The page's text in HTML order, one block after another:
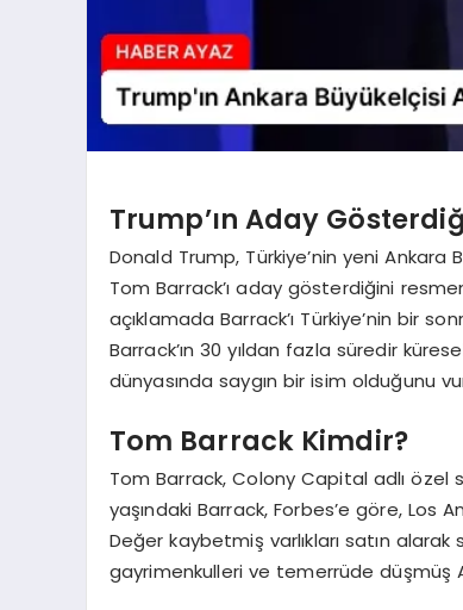
Trump’ın Aday
Donald Trump, Türkiye’nin yeni Ankara
Tom Barrack’ı aday gösterdiğini
açıklamada Barrack’ı Türkiye’nin bir
Barrack’ın 30 yıldan fazla süredir
dünyasında saygın bir isim olduğunu
Tom Barrack Kimdir?
Tom Barrack, Colony Capital adlı özel
yaşındaki Barrack, Forbes’e göre, Los
Değer kaybetmiş varlıkları satın
gayrimenkulleri ve temerrüde düşmüş